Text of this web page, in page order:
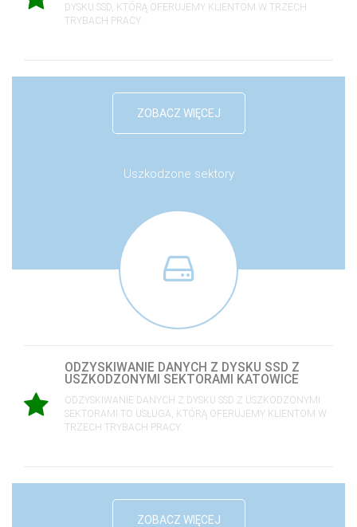
DYSKU SSD, KTÓRĄ OFERUJEMY KLIENTOM W TRZECH
TRYBACH PRACY.
ZOBACZ WIĘCEJ
Uszkodzone sektory
ODZYSKIWANIE DANYCH Z DYSKU SSD Z
USZKODZONYMI SEKTORAMI KATOWICE
ODZYSKIWANIE DANYCH Z DYSKU SSD Z USZKODZONYMI
SEKTORAMI TO USŁUGA, KTÓRĄ OFERUJEMY KLIENTOM W
TRZECH TRYBACH PRACY.
ZOBACZ WIĘCEJ